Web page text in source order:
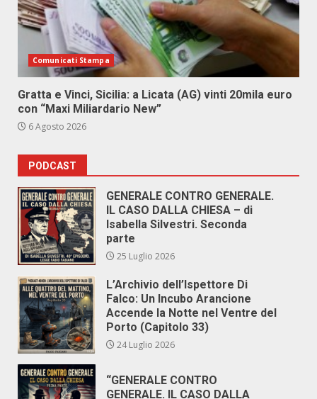
Comunicati Stampa
Gratta e Vinci, Sicilia: a Licata (AG) vinti 20mila euro
con “Maxi Miliardario New”
6 Agosto 2026
PODCAST
GENERALE CONTRO GENERALE.
IL CASO DALLA CHIESA – di
Isabella Silvestri. Seconda
parte
25 Luglio 2026
L’Archivio dell’Ispettore Di
Falco: Un Incubo Arancione
Accende la Notte nel Ventre del
Porto (Capitolo 33)
24 Luglio 2026
“GENERALE CONTRO
GENERALE. IL CASO DALLA